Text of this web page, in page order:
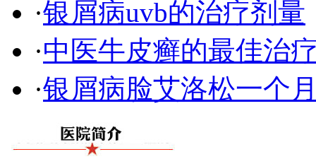
·银屑病uvb的治疗剂量
·中医牛皮癣的最佳治
·银屑病脸艾洛松一个